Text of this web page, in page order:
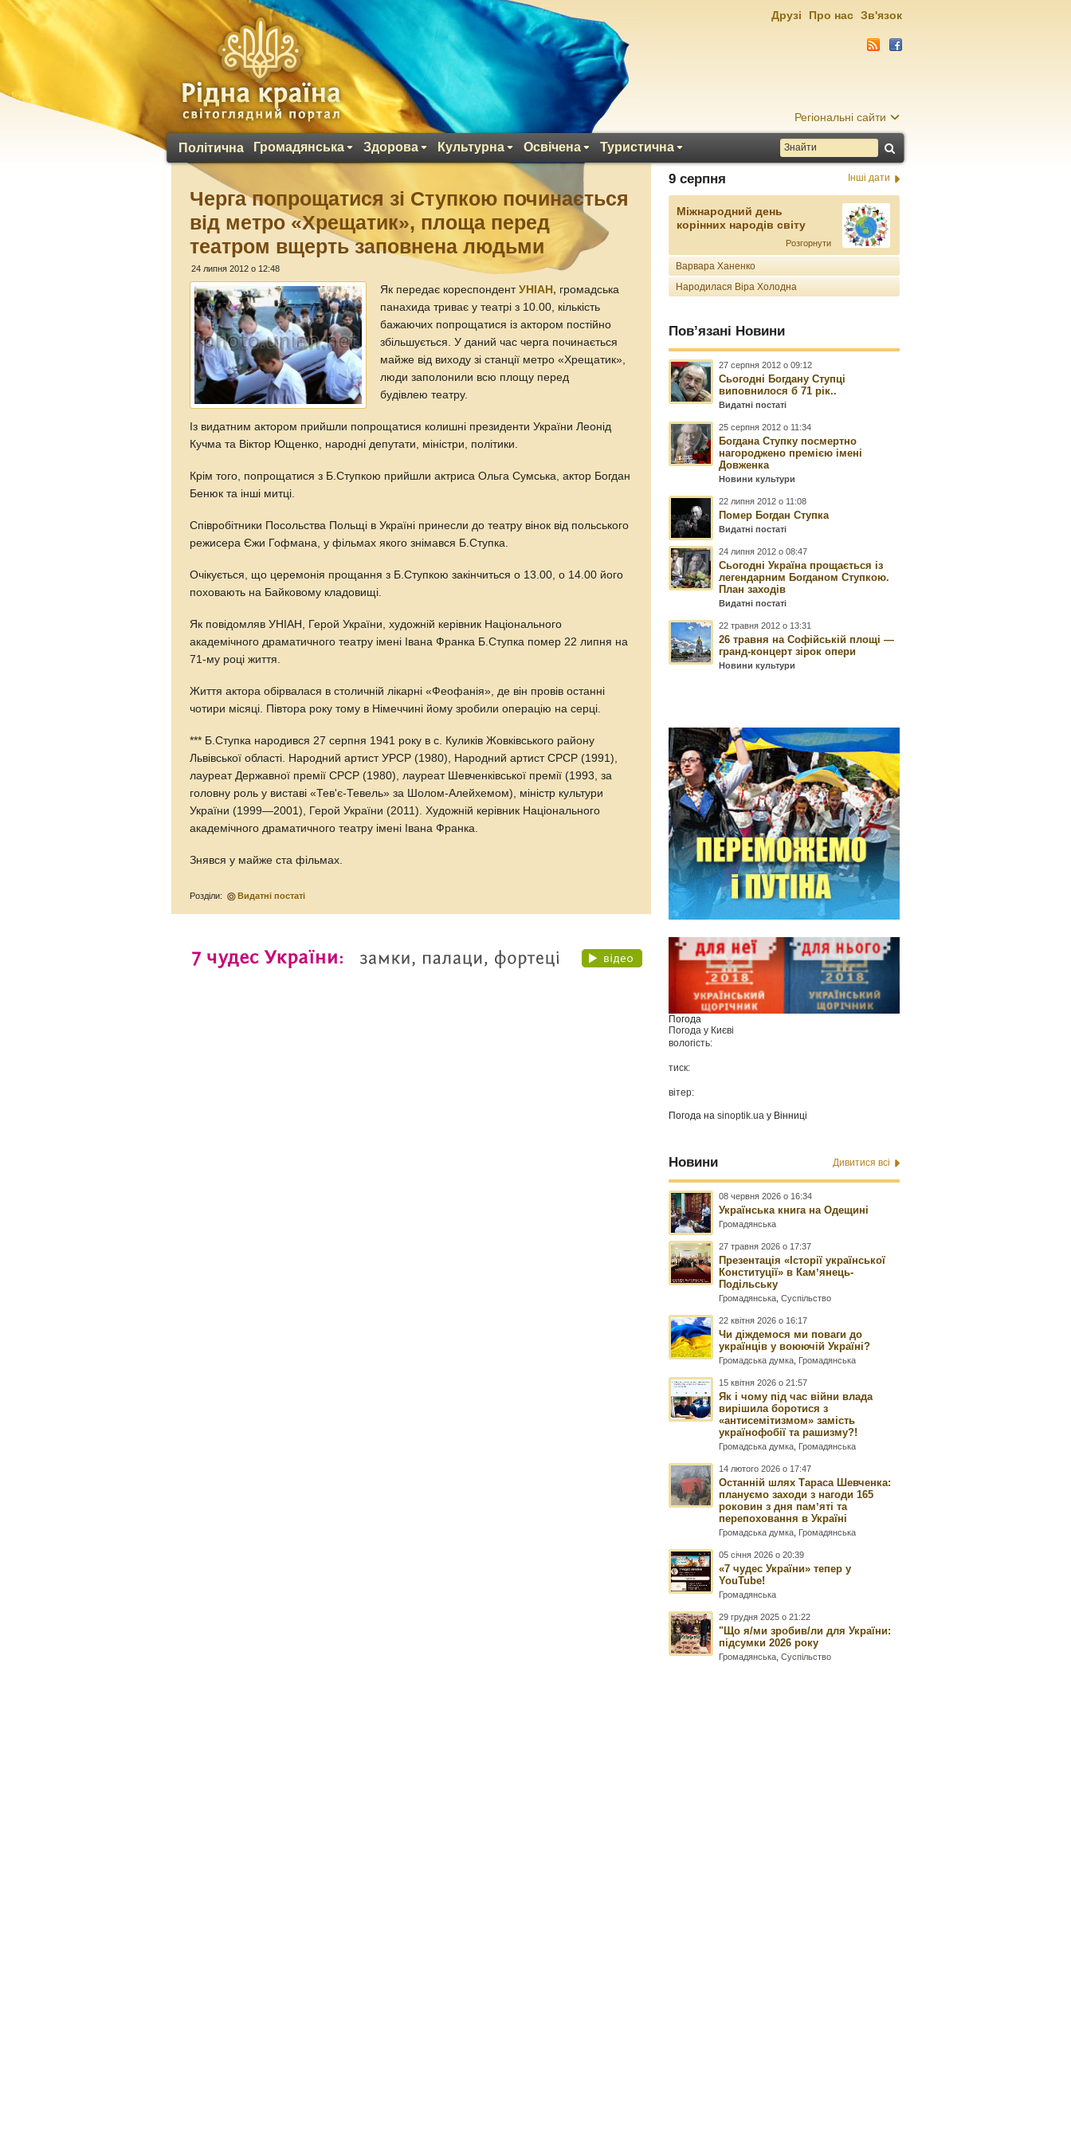
Регіональні сайти
Політична Громадянська Здорова Культурна Освічена Туристична
Друзі Про нас Зв'язок
Черга попрощатися зі Ступкою починається
від метро «Хрещатик», площа перед
театром вщерть заповнена людьми
24 липня 2012 о 12:48
Як передає кореспондентУНІАН, громадська
панахида триває у театрі з 10.00, кількість
бажаючих попрощатися із актором постійно
збільшується. У даний час черга починається
майже від виходу зі станції метро «Хрещатик»,
люди заполонили всю площу перед
будівлею театру.
Із видатним актором прийшли попрощатися колишні президенти України Леонід
Кучма та Віктор Ющенко, народні депутати, міністри, політики.
Крім того, попрощатися з Б.Ступкою прийшли актриса Ольга Сумська, актор Богдан
Бенюк та інші митці.
Співробітники Посольства Польщі в Україні принесли до театру вінок від польського
режисера Єжи Гофмана, у фільмах якого знімався Б.Ступка.
Очікується, що церемонія прощання з Б.Ступкою закінчиться о 13.00, о 14.00 його
поховають на Байковому кладовищі.
Як повідомляв УНІАН, Герой України, художній керівник Національного
академічного драматичного театру імені Івана Франка Б.Ступка помер 22 липня на
71-му році життя.
Життя актора обірвалася в столичній лікарні «Феофанія», де він провів останні
чотири місяці. Півтора року тому в Німеччині йому зробили операцію на серці.
*** Б.Ступка народився 27 серпня 1941 року в с. Куликів Жовківського району
Львівської області. Народний артист УРСР (1980), Народний артист СРСР (1991),
лауреат Державної премії СРСР (1980), лауреат Шевченківської премії (1993, за
головну роль у виставі «Тев'є-Тевель» за Шолом-Алейхемом), міністр культури
України (1999—2001), Герой України (2011). Художній керівник Національного
академічного драматичного театру імені Івана Франка.
Знявся у майже ста фільмах.
Розділи: Видатні постаті
9 серпня Інші дати
Міжнародний день
корінних народів світу
Розгорнути
Варвара Ханенко
Народилася Віра Холодна
Пов’язані Новини
27 серпня 2012 о 09:12
Сьогодні Богдану Ступці
виповнилося б 71 рік..
Видатні постаті
25 серпня 2012 о 11:34
Богдана Ступку посмертно
нагороджено премією імені
Довженка
Новини культури
22 липня 2012 о 11:08
Помер Богдан Ступка
Видатні постаті
24 липня 2012 о 08:47
Сьогодні Україна прощається із
легендарним Богданом Ступкою.
План заходів
Видатні постаті
22 травня 2012 о 13:31
26 травня на Софійській площі —
гранд-концерт зірок опери
Новини культури
Погода
Погода у Києві
вологість:
тиск:
вітер:
Погода наsinoptik.ua у Вінниці
Новини Дивитися всі
08 червня 2026 о 16:34
Українська книга на Одещині
Громадянська
27 травня 2026 о 17:37
Презентація «Історії української
Конституції» в Камʼянець-
Подільську
Громадянська ,Суспільство
22 квітня 2026 о 16:17
Чи діждемося ми поваги до
українців у воюючій Україні?
Громадська думка Громадянська
15 квітня 2026 о 21:57
Як і чому під час війни влада
вирішила боротися з
«антисемітизмом» замість
українофобії та рашизму?!
Громадська думка Громадянська
14 лютого 2026 о 17:47
Останній шлях Тараса Шевченка:
плануємо заходи з нагоди 165
роковин з дня памʼяті та
перепоховання в Україні
Громадська думка Громадянська
05 січня 2026 о 20:39
«7 чудес України» тепер у
YouTube!
Громадянська
29 грудня 2025 о 21:22
"Що я/ми зробив/ли для України:
підсумки 2026 року
Громадянська ,Суспільство